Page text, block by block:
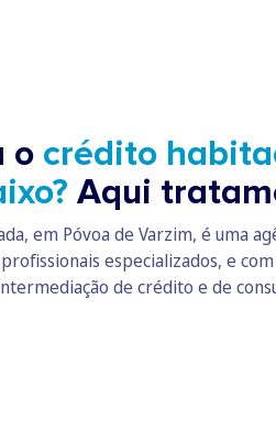
o crédito
Aqui
em Póvoa de Varzim, é uma
especializados, e
de crédito e de